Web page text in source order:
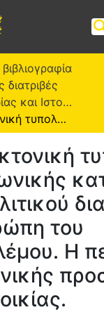
διατριβές
Τμήμα Θεωρίας και Ιστορίας της Τέχνης (Δ. Δ.)
Η αρχιτεκτονική τυπολογία της κοινωνικής κατοικίας ως πεδίο πολιτικού διαλόγου στην Ευρώπη του Μεσοπολέμου. Η περίπτωση της ελληνικής προσφυγικής πολυκατοικίας.
του
Η